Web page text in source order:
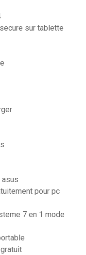
sur tablette
asus
pour pc
7 en 1 mode